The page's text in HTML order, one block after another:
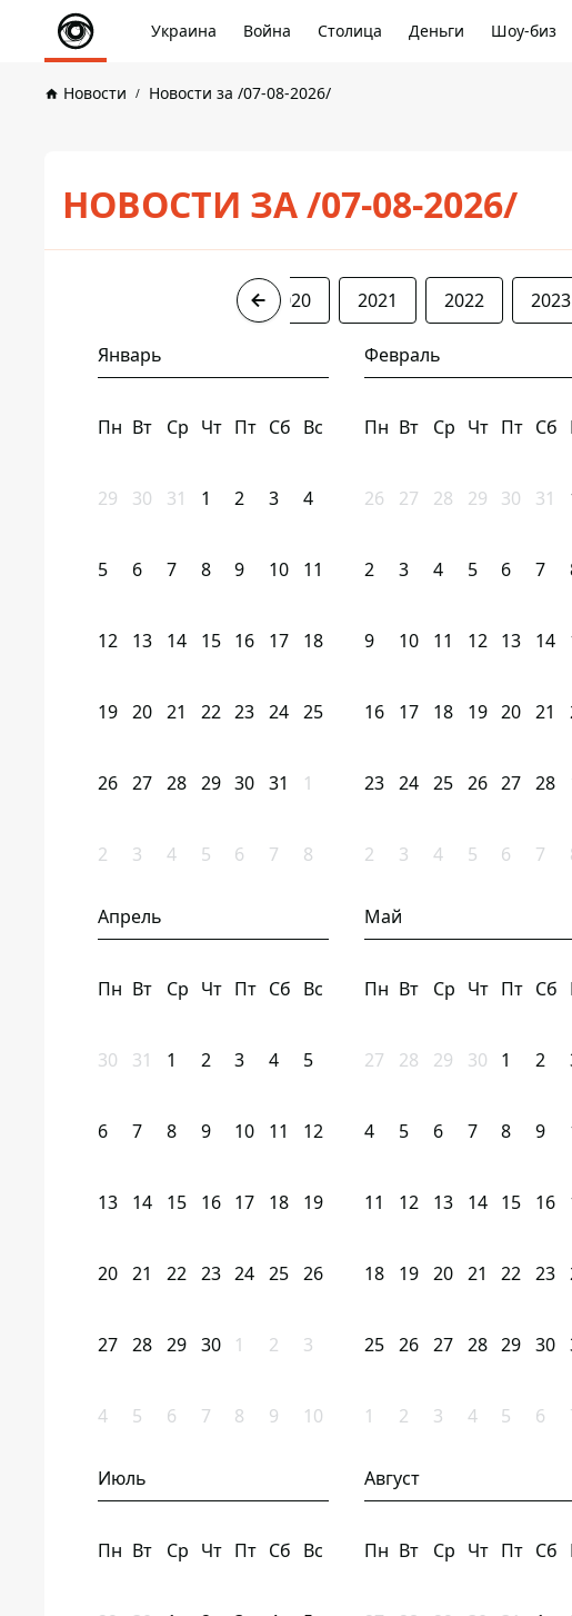
Украина Война Столица Деньги Шоу-биз
Новости Новости за /07-08-2026/
НОВОСТИ ЗА /07-08-2026/
2020 2021 2022 2023
Январь
Пн Вт Ср Чт Пт Сб Вс
29 30 31 1 2 3 4
5 6 7 8 9 10 11
12 13 14 15 16 17 18
19 20 21 22 23 24 25
26 27 28 29 30 31 1
2 3 4 5 6 7 8
Февраль
Пн Вт Ср Чт Пт Сб
26 27 28 29 30 31
2 3 4 5 6 7
9 10 11 12 13 14
16 17 18 19 20 21
23 24 25 26 27 28
2 3 4 5 6 7
Апрель
Пн Вт Ср Чт Пт Сб Вс
30 31 1 2 3 4 5
6 7 8 9 10 11 12
13 14 15 16 17 18 19
20 21 22 23 24 25 26
27 28 29 30 1 2 3
4 5 6 7 8 9 10
Май
Пн Вт Ср Чт Пт Сб
27 28 29 30 1 2
4 5 6 7 8 9
11 12 13 14 15 16
18 19 20 21 22 23
25 26 27 28 29 30
1 2 3 4 5 6
Июль
Пн Вт Ср Чт Пт Сб Вс
Август
Пн Вт Ср Чт Пт Сб